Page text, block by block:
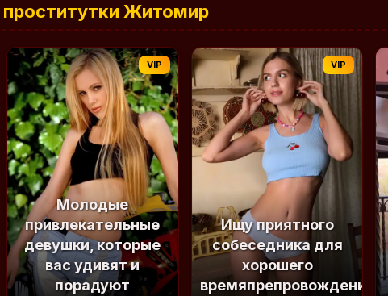
проститутки Житомир
VIP
Молодые
привлекательные
девушки, которые
вас удивят и
порадуют
VIP
Ищу приятного
собеседника для
хорошего
времяпрепровождения